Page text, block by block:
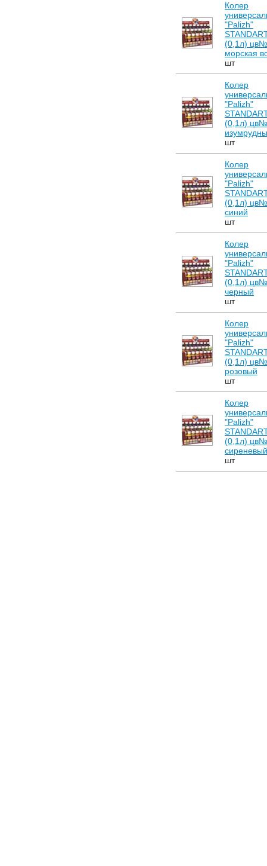
Колер
"Palizh"
(0,1л)
морская
шт
Колер
"Palizh"
(0,1л)
шт
Колер
"Palizh"
(0,1л)
синий
шт
Колер
"Palizh"
(0,1л)
черный
шт
Колер
"Palizh"
(0,1л)
розовый
шт
Колер
"Palizh"
(0,1л)
сиреневый
шт